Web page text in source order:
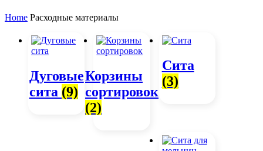
Home Расходные материалы
Дуговые
сита (9)
Корзины
сортировок
(2)
Сита
(3)